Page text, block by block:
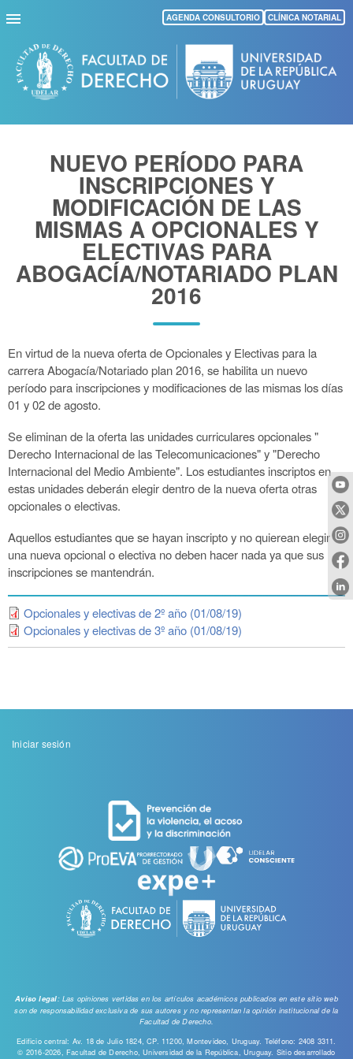
Pasar
al
contenido
principal
AGENDA CONSULTORIO CLÍNICA NOTARIAL
NUEVO PERÍODO PARA
INSCRIPCIONES Y
MODIFICACIÓN DE LAS
MISMAS A OPCIONALES Y
ELECTIVAS PARA
ABOGACÍA/NOTARIADO PLAN
2016
En virtud de la nueva oferta de Opcionales y Electivas para la
carrera Abogacía/Notariado plan 2016, se habilita un nuevo
período para inscripciones y modificaciones de las mismas los días
01 y 02 de agosto.
Se eliminan de la oferta las unidades curriculares opcionales "
Derecho Internacional de las Telecomunicaciones" y "Derecho
Internacional del Medio Ambiente". Los estudiantes inscriptos en
estas unidades deberán elegir dentro de la nueva oferta otras
opcionales o electivas.
Aquellos estudiantes que se hayan inscripto y no quierean elegir
una nueva opcional o electiva no deben hacer nada ya que sus
inscripciones se mantendrán.
Opcionales y electivas de 2º año (01/08/19)
Opcionales y electivas de 3º año (01/08/19)
Menu
Iniciar sesión
Aviso legal: Las opiniones vertidas en los artículos académicos publicados en este sitio web
son de responsabilidad exclusiva de sus autores y no representan la opinión institucional de la
Facultad de Derecho.
Edificio central: Av. 18 de Julio 1824, CP. 11200, Montevideo, Uruguay. Teléfono: 2408 3311.
© 2016-2026, Facultad de Derecho, Universidad de la República, Uruguay. Sitio desarrollado